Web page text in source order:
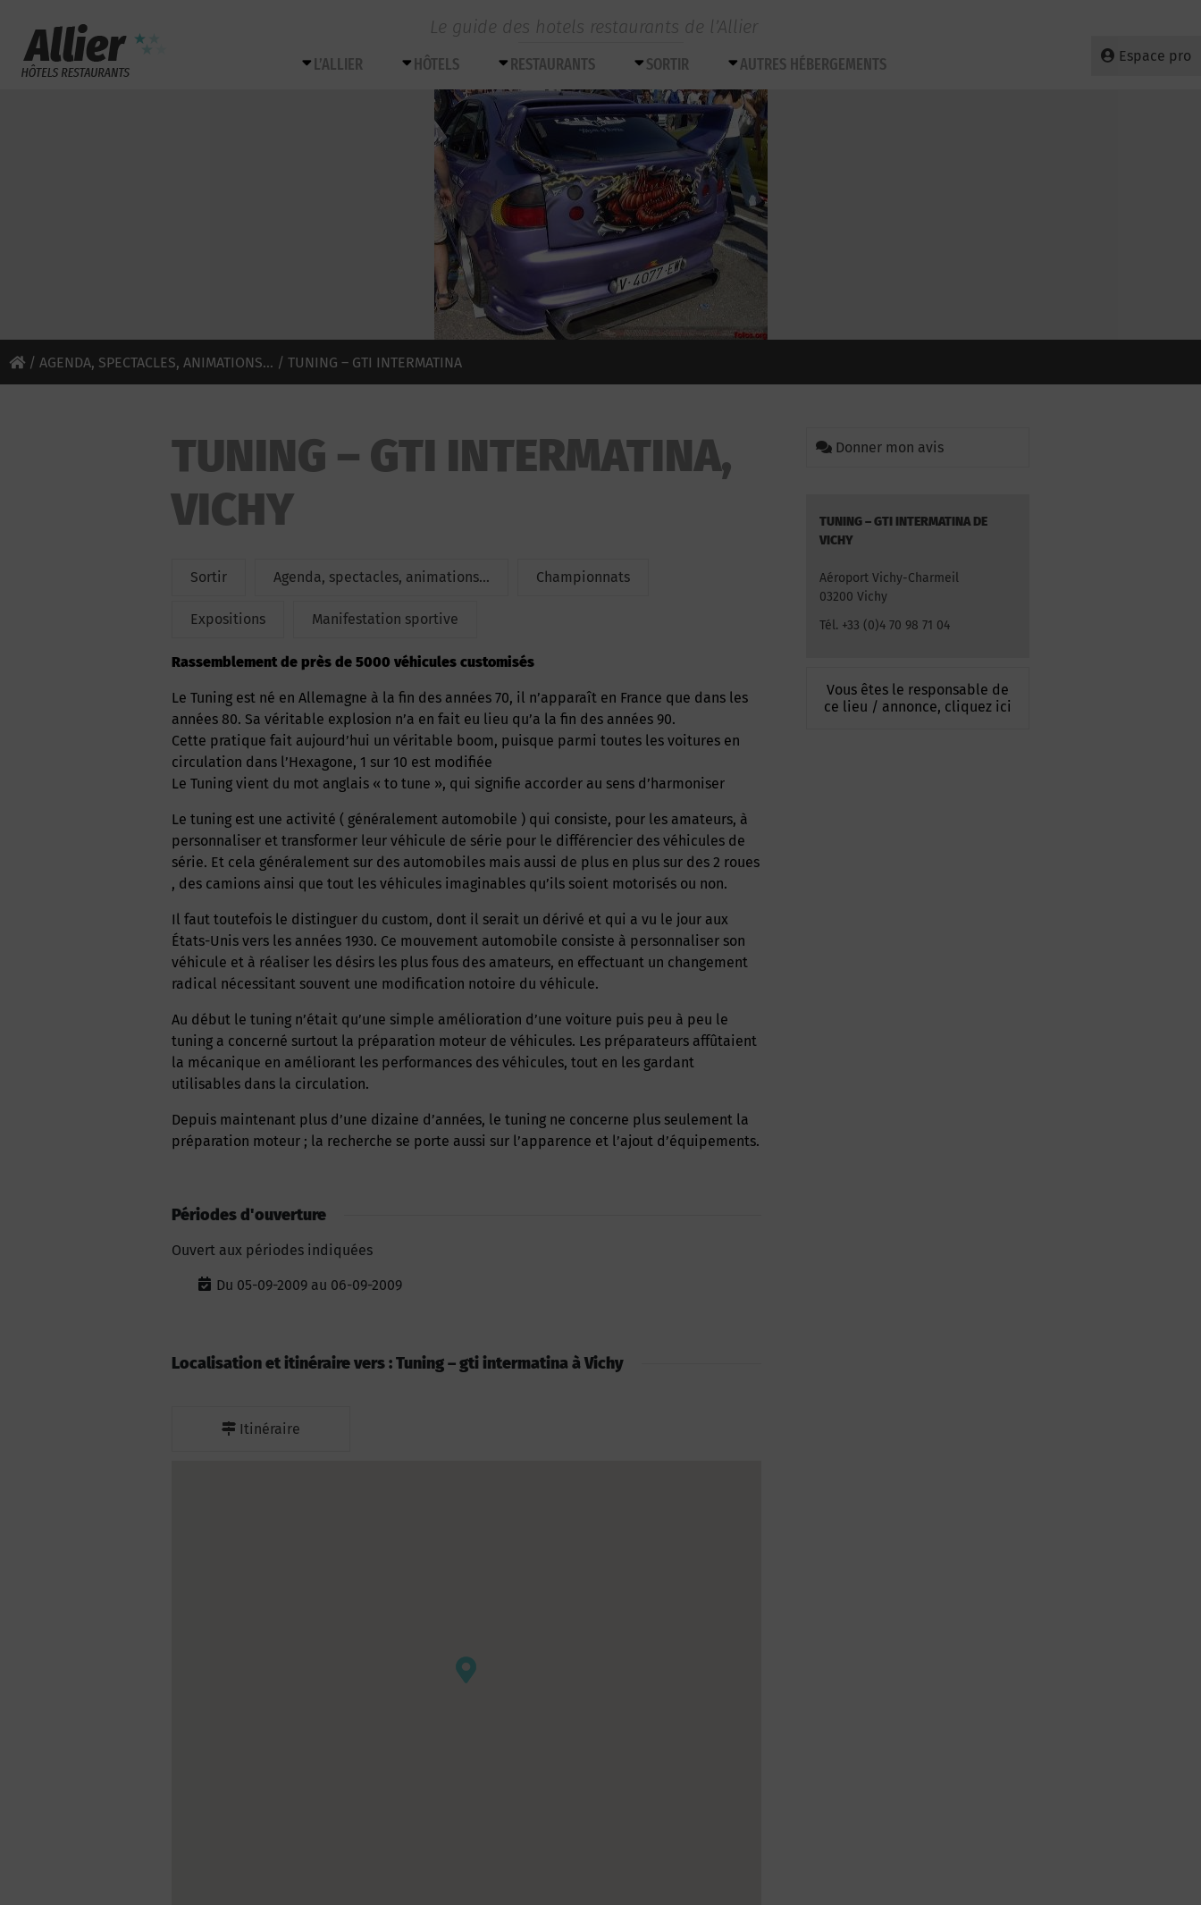
Le guide des hotels restaurants de l’Allier
Espace pro
L’ALLIER HÔTELS RESTAURANTS SORTIR AUTRES HÉBERGEMENTS
/ AGENDA, SPECTACLES, ANIMATIONS... / TUNING – GTI INTERMATINA
TUNING – GTI INTERMATINA,
VICHY
Sortir Agenda, spectacles, animations... Championnats
Expositions Manifestation sportive
Rassemblement de près de 5000 véhicules customisés
Le Tuning est né en Allemagne à la fin des années 70, il n’apparaît en France que dans les
années 80. Sa véritable explosion n’a en fait eu lieu qu’a la fin des années 90.
Cette pratique fait aujourd’hui un véritable boom, puisque parmi toutes les voitures en
circulation dans l’Hexagone, 1 sur 10 est modifiée
Le Tuning vient du mot anglais « to tune », qui signifie accorder au sens d’harmoniser
Le tuning est une activité ( généralement automobile ) qui consiste, pour les amateurs, à
personnaliser et transformer leur véhicule de série pour le différencier des véhicules de
série. Et cela généralement sur des automobiles mais aussi de plus en plus sur des 2 roues
, des camions ainsi que tout les véhicules imaginables qu’ils soient motorisés ou non.
Il faut toutefois le distinguer du custom, dont il serait un dérivé et qui a vu le jour aux
États-Unis vers les années 1930. Ce mouvement automobile consiste à personnaliser son
véhicule et à réaliser les désirs les plus fous des amateurs, en effectuant un changement
radical nécessitant souvent une modification notoire du véhicule.
Au début le tuning n’était qu’une simple amélioration d’une voiture puis peu à peu le
tuning a concerné surtout la préparation moteur de véhicules. Les préparateurs affûtaient
la mécanique en améliorant les performances des véhicules, tout en les gardant
utilisables dans la circulation.
Depuis maintenant plus d’une dizaine d’années, le tuning ne concerne plus seulement la
préparation moteur ; la recherche se porte aussi sur l’apparence et l’ajout d’équipements.
Donner mon avis
TUNING – GTI INTERMATINA DE
VICHY
Aéroport Vichy-Charmeil
03200 Vichy
Tél. +33 (0)4 70 98 71 04
Vous êtes le responsable de
ce lieu / annonce, cliquez ici
Périodes d'ouverture
Ouvert aux périodes indiquées
Du 05-09-2009 au 06-09-2009
Localisation et itinéraire vers : Tuning – gti intermatina à Vichy
Itinéraire